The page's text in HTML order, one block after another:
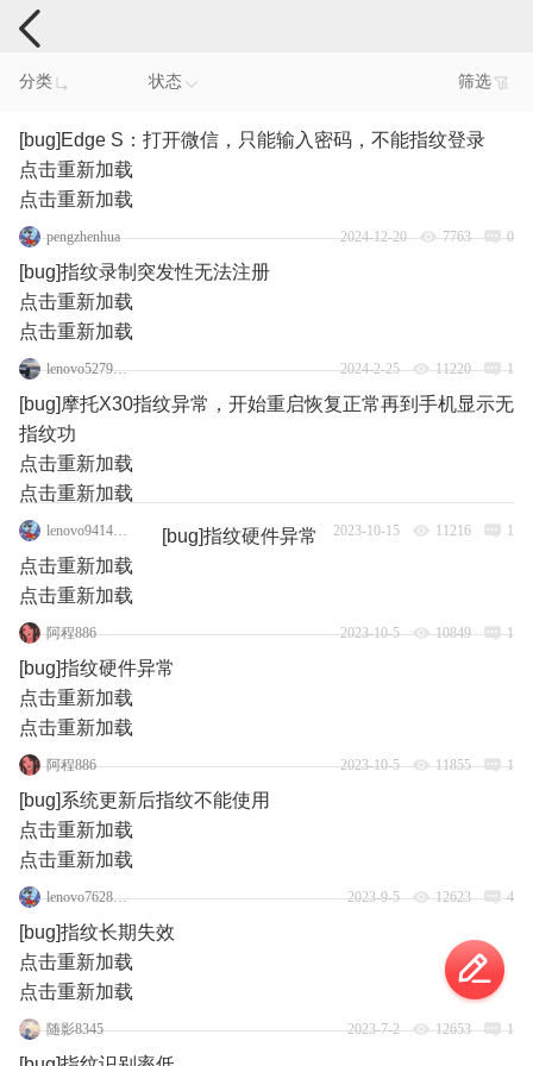
手机反馈
分类 状态 筛选
[bug]Edge S：打开微信，只能输入密码，不能指纹登录
点击重新加载
点击重新加载
pengzhenhua 2024-12-20 7763 0
[bug]指纹录制突发性无法注册
点击重新加载
点击重新加载
lenovo52797634 2024-2-25 11220 1
[bug]摩托X30指纹异常，开始重启恢复正常再到手机显示无
指纹功
点击重新加载
点击重新加载
lenovo94142500 2023-10-15 11216 1
[bug]指纹硬件异常
点击重新加载
点击重新加载
阿程886 2023-10-5 10849 1
[bug]指纹硬件异常
点击重新加载
点击重新加载
阿程886 2023-10-5 11855 1
[bug]系统更新后指纹不能使用
点击重新加载
点击重新加载
lenovo76284453 2023-9-5 12623 4
[bug]指纹长期失效
点击重新加载
点击重新加载
随影8345 2023-7-2 12653 1